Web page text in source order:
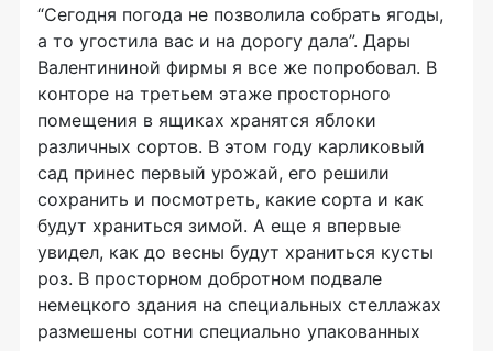
“Сегодня погода не позволила собрать ягоды,
а то угостила вас и на дорогу дала”. Дары
Валентининой фирмы я все же попробовал. В
конторе на третьем этаже просторного
помещения в ящиках хранятся яблоки
различных сортов. В этом году карликовый
сад принес первый урожай, его решили
сохранить и посмотреть, какие сорта и как
будут храниться зимой. А еще я впервые
увидел, как до весны будут храниться кусты
роз. В просторном добротном подвале
немецкого здания на специальных стеллажах
размешены сотни специально упакованных